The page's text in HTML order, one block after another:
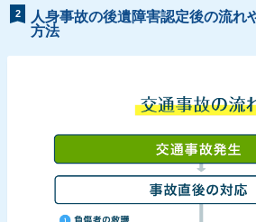
2
人身事故の後遺障害認定後の流れ
方法